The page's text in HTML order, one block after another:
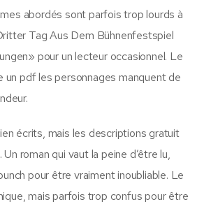
abordés sont parfois trop lourds à
Tag Aus Dem Bühnenfestspiel
pour un lecteur occasionnel. Le
un pdf les personnages manquent de
écrits, mais les descriptions gratuit
roman qui vaut la peine d’être lu,
pour être vraiment inoubliable. Le
mais parfois trop confus pour être